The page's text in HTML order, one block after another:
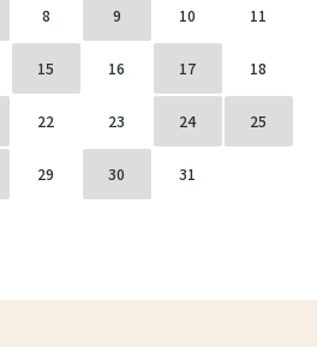
8 9 10 11
15 16 17 18
22 23 24 25
29 30 31